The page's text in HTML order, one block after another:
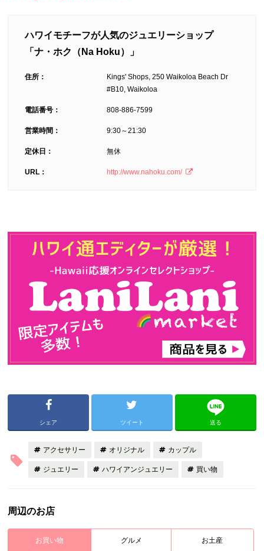
ハワイモチーフが人気のジュエリーショップ
「ナ・ホク（Na Hoku）」
住所：
Kings' Shops, 250 Waikoloa Beach Dr
#B10, Waikoloa
電話番号： 808-886-7599
営業時間： 9:30～21:30
定休日： 無休
URL： http://www.nahoku.com/
シェア ツイート 送る
アクセサリー オリジナル カップル
ジュエリー ハワイアンジュエリー 買い物
周辺のお店
お買い物 グルメ お土産